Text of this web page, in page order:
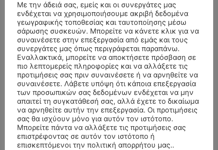
ΣΥΛΛΥΠΗΤΗΡΙΑ ΜΗΝΥΜΑΤΑ
Με την άδειά σας, εμείς και οι συνεργάτες μας
ενδέχεται να χρησιμοποιήσουμε ακριβή δεδομένα
γεωγραφικής τοποθεσίας και ταυτοποίησης μέσω
σάρωσης συσκευών. Μπορείτε να κάνετε κλικ για να
συναινέσετε στην επεξεργασία από εμάς και τους
συνεργάτες μας όπως περιγράφεται παραπάνω.
Εναλλακτικά, μπορείτε να αποκτήσετε πρόσβαση σε
πιο λεπτομερείς πληροφορίες και να αλλάξετε τις
προτιμήσεις σας πριν συναινέσετε ή να αρνηθείτε να
συναινέσετε. Λάβετε υπόψη ότι κάποια επεξεργασία
των προσωπικών σας δεδομένων ενδέχεται να μην
απαιτεί τη συγκατάθεσή σας, αλλά έχετε το δικαίωμα
να αρνηθείτε αυτήν την επεξεργασία. Οι προτιμήσεις
σας θα ισχύουν μόνο για αυτόν τον ιστότοπο.
Μπορείτε πάντα να αλλάξετε τις προτιμήσεις σας
επιστρέφοντας σε αυτόν τον ιστότοπο ή
επισκεπτόμενοι την πολιτική απορρήτου μας..